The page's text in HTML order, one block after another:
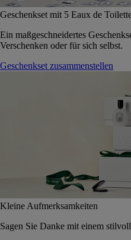
Geschenkset mit 5 Eaux de
Ein maßgeschneidertes
Verschenken oder für sich selbst.
Geschenkset zusammenstellen
Kleine Aufmerksamkeiten
Sagen Sie Danke mit einem